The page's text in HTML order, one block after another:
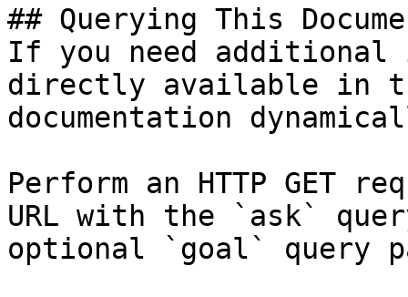
## Querying This
If you need
directly available in
documentation
Perform an HTTP GET
URL with the `ask`
optional `goal` query